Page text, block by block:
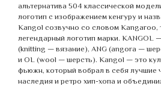
альтернатива 504 классической
логотип с изображением кенгуру и
Kangol созвучно со словом Kangaroo,
легендарный логотип марки. KANGOL
(knitting — вязание), ANG (angora —
и OL (wool — шерсть). Kangol — это
фьюжн, который вобрал в себя лучшие
наследия и ретро хип-хопа и